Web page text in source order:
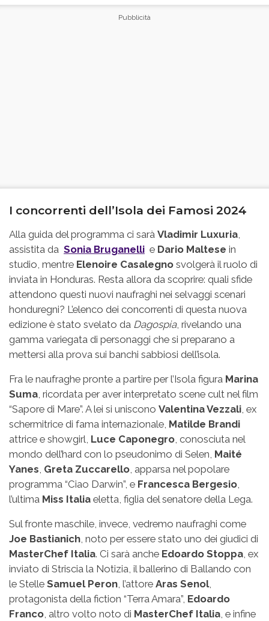
I concorrenti dell’Isola dei Famosi 2024
Alla guida del programma ci sarà Vladimir Luxuria,
assistita da Sonia Bruganelli e Dario Maltese in
studio, mentre Elenoire Casalegno svolgerà il ruolo di
inviata in Honduras. Resta allora da scoprire: quali sfide
attendono questi nuovi naufraghi nei selvaggi scenari
honduregni? L’elenco dei concorrenti di questa nuova
edizione è stato svelato da Dagospia, rivelando una
gamma variegata di personaggi che si preparano a
mettersi alla prova sui banchi sabbiosi dell’isola.
Fra le naufraghe pronte a partire per l’Isola figura Marina
Suma, ricordata per aver interpretato scene cult nel film
“Sapore di Mare”. A lei si uniscono Valentina Vezzali, ex
schermitrice di fama internazionale, Matilde Brandi
attrice e showgirl, Luce Caponegro, conosciuta nel
mondo dell’hard con lo pseudonimo di Selen, Maité
Yanes, Greta Zuccarello, apparsa nel popolare
programma “Ciao Darwin”, e Francesca Bergesio,
l’ultima Miss Italia eletta, figlia del senatore della Lega.
Sul fronte maschile, invece, vedremo naufraghi come
Joe Bastianich, noto per essere stato uno dei giudici di
MasterChef Italia. Ci sarà anche Edoardo Stoppa, ex
inviato di Striscia la Notizia, il ballerino di Ballando con
le Stelle Samuel Peron, l’attore Aras Senol,
protagonista della fiction “Terra Amara”, Edoardo
Franco, altro volto noto di MasterChef Italia, e infine